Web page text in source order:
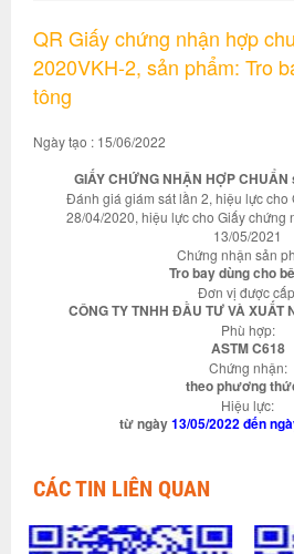
QR Giấy chứng nhận hợp
2020VKH-2, sản phẩm: Tro
tông
Ngày tạo : 15/06/2022
GIẤY CHỨNG NHẬN HỢP
Đánh giá giám sát lần 2, hiệu lực cho
28/04/2020, hiệu lực cho Giấy chứng
13/05/2021
Chứng nhận sản
Tro bay dùng cho
Đơn vị được
CÔNG TY TNHH ĐẦU TƯ VÀ XUẤT
Phù hợp:
ASTM C618
Chứng nhận:
theo phương
Hiệu lực:
từ ngày13/05/2022 đến
CÁC TIN LIÊN QUAN